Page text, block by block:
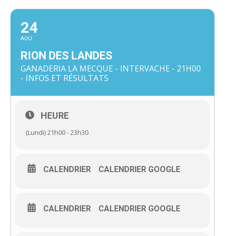
24
AOU
RION DES LANDES
GANADERIA LA MECQUE - INTERVACHE - 21H00
- INFOS ET RÉSULTATS
HEURE
(Lundi) 21h00 - 23h30
CALENDRIER CALENDRIER GOOGLE
CALENDRIER CALENDRIER GOOGLE